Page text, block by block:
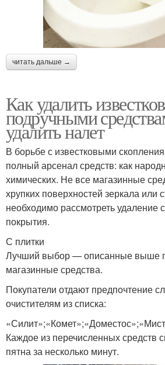
читать дальше →
Как удалить
подручными
удалить налет
В борьбе с известковыми
полный арсенал средств: как
химических. Не все магазинные
хрупких поверхностей зеркала или
необходимо рассмотреть удаление
покрытия.
С плитки
Лучший выбор — описанные выше
магазинные средства.
Покупатели отдают предпочтение
очистителям из списка:
Каждое из перечисленных средств
пятна за несколько минут.